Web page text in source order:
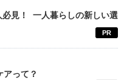
必見！ 一人暮らしの新しい選
PR
アって？